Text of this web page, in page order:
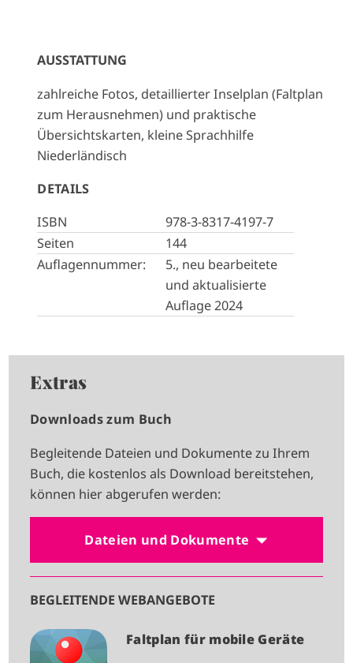
AUSSTATTUNG
zahlreiche Fotos, detaillierter Inselplan (Faltplan
zum Herausnehmen) und praktische
Übersichtskarten, kleine Sprachhilfe
Niederländisch
DETAILS
ISBN
978-3-8317-4197-7
Seiten
144
Auflagennummer:
5., neu bearbeitete
und aktualisierte
Auflage 2024
Extras
Downloads zum Buch
Begleitende Dateien und Dokumente zu Ihrem
Buch, die kostenlos als Download bereitstehen,
können hier abgerufen werden:
Dateien und Dokumente
BEGLEITENDE WEBANGEBOTE
I
Faltplan für mobile Geräte